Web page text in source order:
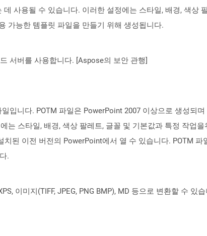
사용될 수 있습니다. 이러한 설정에는 스타일, 배경, 색상
가능한 템플릿 파일을 만들기 위해 생성됩니다.
서버를 사용합니다. [Aspose의 보안 관행]
입니다. POTM 파일은 PowerPoint 2007 이상으로 생성되며
스타일, 배경, 색상 팔레트, 글꼴 및 기본값과 특정 작업을
된 이전 버전의 PowerPoint에서 열 수 있습니다. POTM 파
.
이미지(TIFF, JPEG, PNG BMP), MD 등으로 변환할 수 있